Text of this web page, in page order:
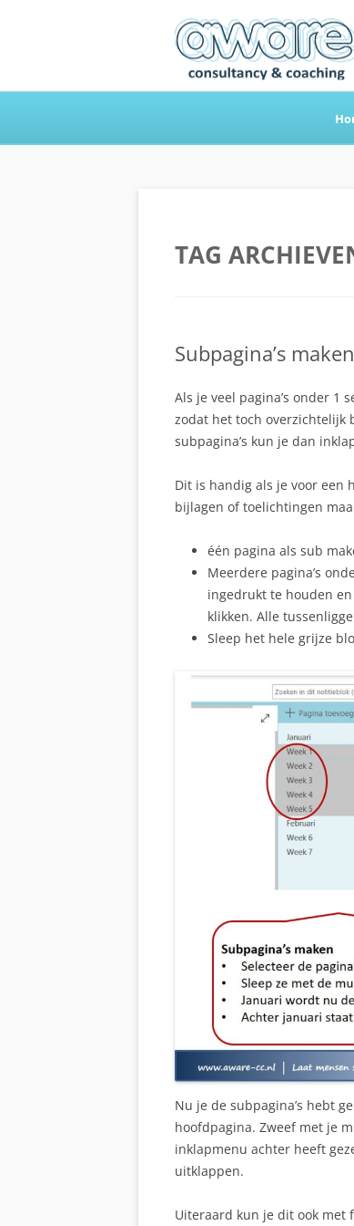
TAG
Subpagina’s
Als je veel pagina’s onder 1
zodat het toch overzichtelijk
subpagina’s kun je dan
Dit is handig als je voor een
bijlagen of toelichtingen
één pagina als sub
Meerdere pagina’s
ingedrukt te houden
klikken. Alle
Sleep het hele grijze
Nu je de subpagina’s hebt
hoofdpagina. Zweef met je
inklapmenu achter heeft
uitklappen.
Uiteraard kun je dit ook met